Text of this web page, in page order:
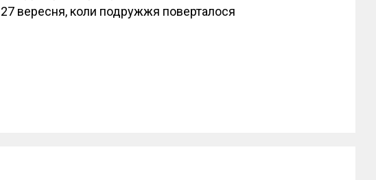
вересня, коли подружжя поверталося